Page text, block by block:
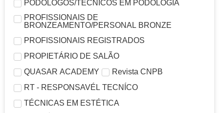
PODÓLOGOS/TÉCNICOS EM PODOLOGIA
PROFISSIONAIS DE
BRONZEAMENTO/PERSONAL BRONZE
PROFISSIONAIS REGISTRADOS
PROPIETÁRIO DE SALÃO
QUASAR ACADEMY
Revista CNPB
RT - RESPONSAVÉL TECNÍCO
TÉCNICAS EM ESTÉTICA